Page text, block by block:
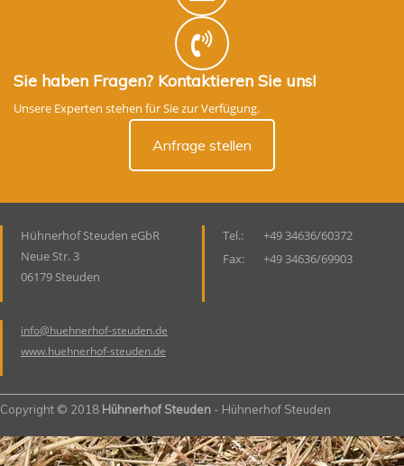
Sie haben Fragen? Kontaktieren Sie uns!
Unsere Experten stehen für Sie zur Verfügung.
Anfrage stellen
Hühnerhof Steuden eGbR
Neue Str. 3
06179 Steuden
Tel.:
+49 34636/60372
Fax:
+49 34636/69903
info@huehnerhof-steuden.de
www.huehnerhof-steuden.de
Copyright © 2018 Hühnerhof Steuden - Hühnerhof Steuden